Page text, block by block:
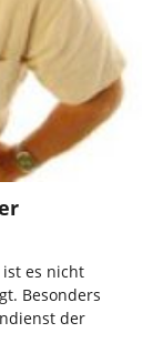
es nicht
Besonders
der